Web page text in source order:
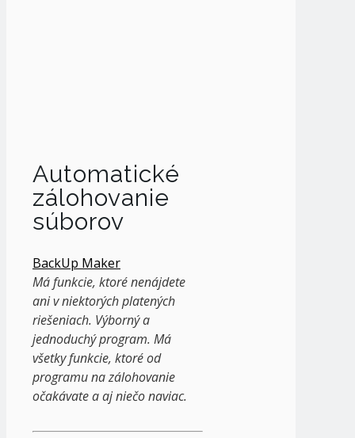
Automatické
zálohovanie
súborov
BackUp Maker
Má funkcie, ktoré nenájdete
ani v niektorých platených
riešeniach. Výborný a
jednoduchý program. Má
všetky funkcie, ktoré od
programu na zálohovanie
očakávate a aj niečo naviac.